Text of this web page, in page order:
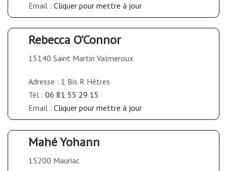
Email : Cliquer pour mettre à jour
Rebecca O’Connor
15140 Saint Martin Valmeroux
Adresse : 1 Bis R Hêtres
Tél : 06 81 55 29 15
Email : Cliquer pour mettre à jour
Mahé Yohann
15200 Mauriac